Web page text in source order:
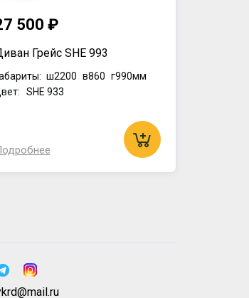
500 ₽
Грейс SHE 993
ш2200 в860 г990мм
SHE 933